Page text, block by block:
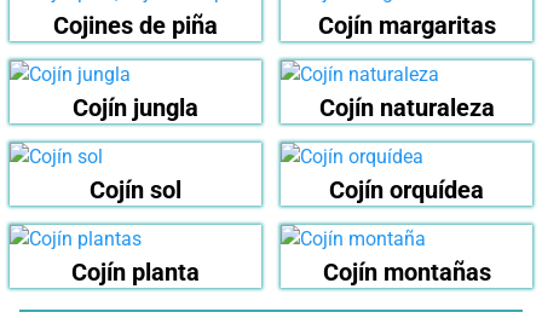
Cojines de piña Cojín margaritas
Cojín jungla Cojín naturaleza
Cojín sol Cojín orquídea
Cojín planta Cojín montañas